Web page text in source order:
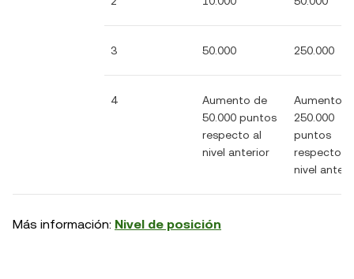
3 50.000 250.000
4
Aumento de
50.000 puntos
respecto al
nivel anterior
Aumento
250.000
puntos
respecto al
nivel
Más información: Nivel de posición